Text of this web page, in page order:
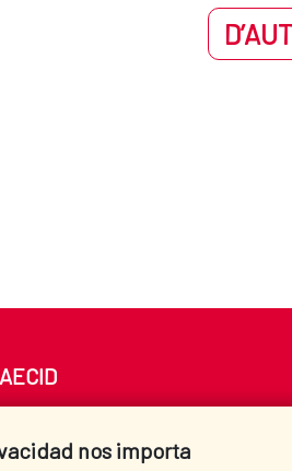
nos importa
900 20 30 54​​​​​​​